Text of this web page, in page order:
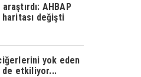
AHBAP
haritası değişti
yok eden
de etkiliyor...